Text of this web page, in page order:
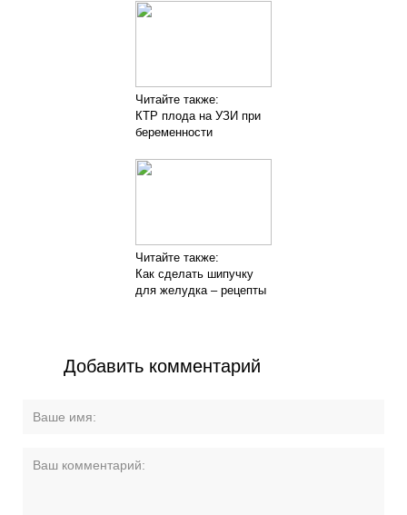
Читайте также:
КТР плода на УЗИ при
беременности
Читайте также:
Как сделать шипучку
для желудка – рецепты
Добавить комментарий